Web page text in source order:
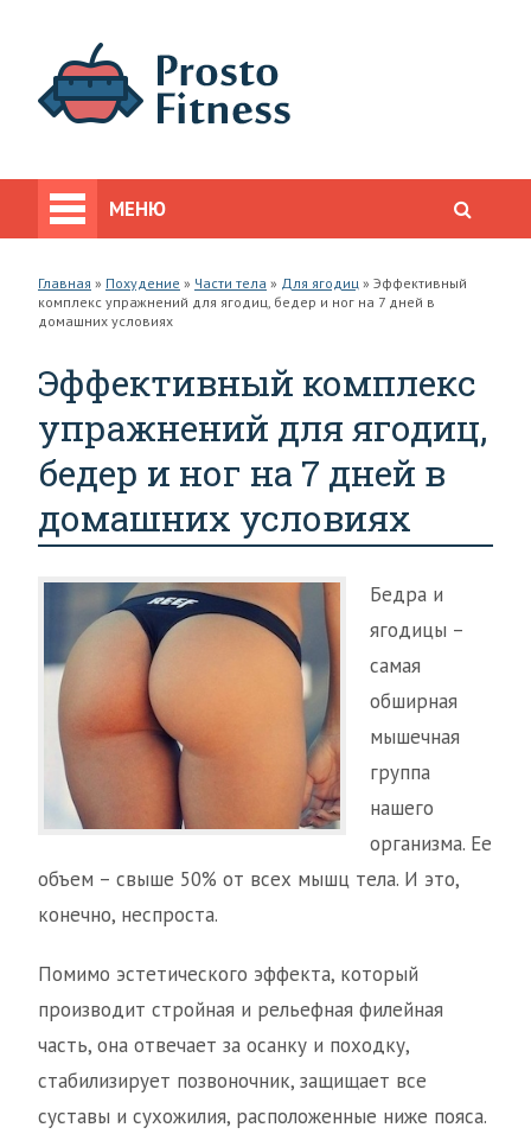
МЕНЮ
Главная » Похудение » Части тела » Для ягодиц » Эффективный
комплекс упражнений для ягодиц, бедер и ног на 7 дней в
домашних условиях
Эффективный комплекс
упражнений для ягодиц,
бедер и ног на 7 дней в
домашних условиях
Бедра и
ягодицы –
самая
обширная
мышечная
группа
нашего
организма. Ее
объем – свыше 50% от всех мышц тела. И это,
конечно, неспроста.
Помимо эстетического эффекта, который
производит стройная и рельефная филейная
часть, она отвечает за осанку и походку,
стабилизирует позвоночник, защищает все
суставы и сухожилия, расположенные ниже пояса.